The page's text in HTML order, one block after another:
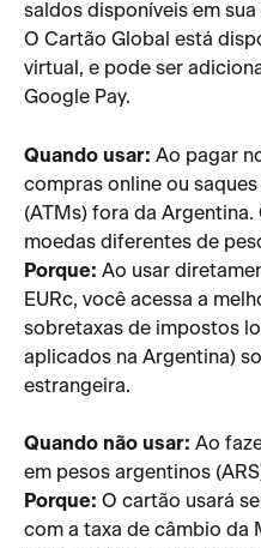
saldos disponíveis em sua
O Cartão Global está
virtual, e pode ser
Google Pay.
Quando usar: Ao pagar
compras online ou
(ATMs) fora da Argentina.
moedas diferentes de
Porque: Ao usar
EURc, você acessa a
sobretaxas de impostos
aplicados na Argentina)
estrangeira.
Quando não usar: Ao
em pesos argentinos
Porque: O cartão usará
com a taxa de câmbio da